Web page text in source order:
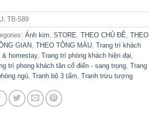
TB-589
Ánh kim STORE THEO CHỦ ĐỀ THEO
GIAN THEO TÔNG MÀU Trang trí khách
& homestay, Trang trí phòng khách hiện đại
trí phong khách tân cổ điển - sang trọng Trang
ngủ Tranh bộ 3 tấm Tranh trừu tượng